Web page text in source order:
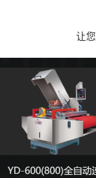
学。2、操作系统
易用；采用进口伺
稳、可靠。3、前后
切割，带去毛刺倒
能，不伤石材、瓷
面，不崩边。4、
平稳输送进出，切
工与上下板分开，便
捷，高效。5、19”
让